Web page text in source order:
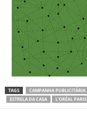
TAGS CAMPANHA PUBLICITÁRIA
ESTRELA DA CASA
L’ORÉAL PARIS